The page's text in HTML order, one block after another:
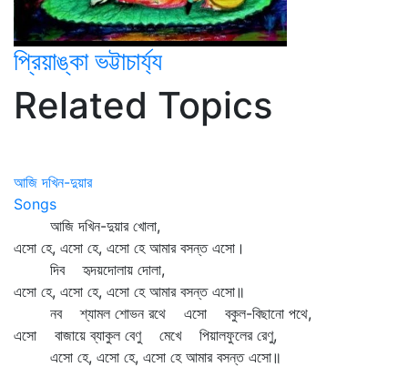
প্রিয়াঙ্কা ভট্টাচার্য্য
Related Topics
আজি দখিন-দুয়ার
Songs
আজি দখিন-দুয়ার খোলা,
এসো হে, এসো হে, এসো হে আমার বসন্ত এসো।
দিব হৃদয়দোলায় দোলা,
এসো হে, এসো হে, এসো হে আমার বসন্ত এসো॥
নব শ্যামল শোভন রথে এসো বকুল-বিছানো পথে,
এসো বাজায়ে ব্যাকুল বেণু মেখে পিয়ালফুলের রেণু,
এসো হে, এসো হে, এসো হে আমার বসন্ত এসো॥